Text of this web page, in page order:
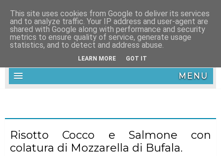
MENU
Risotto Cocco e Salmone con
colatura di Mozzarella di Bufala.
This site uses cookies from Google to deliver its services
and to analyze traffic. Your IP address and user-agent are
shared with Google along with performance and security
metrics to ensure quality of service, generate usage
statistics, and to detect and address abuse.
LEARN MORE GOT IT